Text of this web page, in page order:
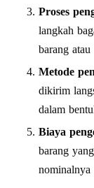
Proses
langkah
barang
Metode
dikirim
dalam
Biaya
barang
nominalnya